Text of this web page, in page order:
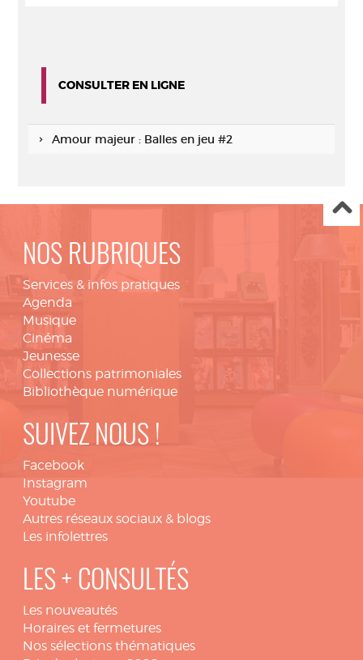
CONSULTER EN LIGNE
Amour majeur : Balles en jeu #2
NOS RUBRIQUES
Services & infos pratiques
Agenda
Musique
Cinéma
Jeunesse
Collections patrimoniales
Bibliothèque numérique
SUIVEZ NOUS !
Facebook
Instagram
Youtube
Autres réseaux sociaux & blogs
Les infolettres
LES + CONSULTÉS
Les nouveautés
Horaires et fermetures
Nos sélections thématiques